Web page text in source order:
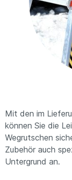
Mit den im
können Sie die
Wegrutschen
Zubehör auch
Untergrund an.